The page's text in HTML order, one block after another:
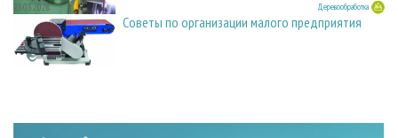
23.03.2026 Деревообработка
Советы по организации малого предприятия